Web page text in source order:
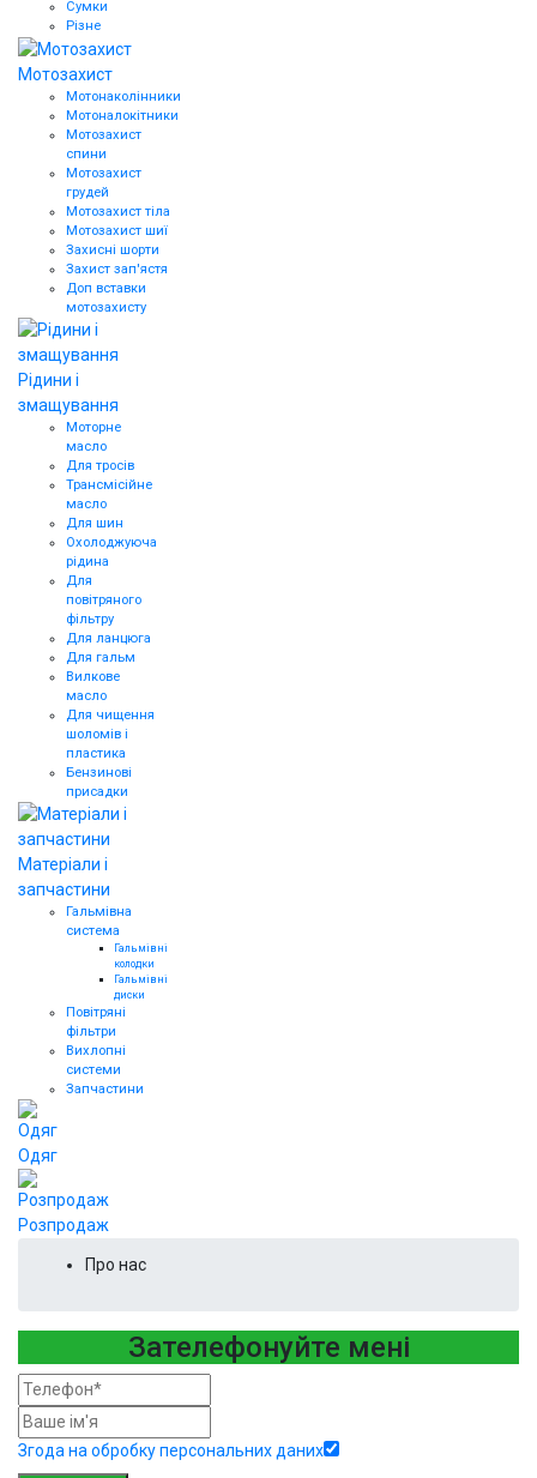
Сумки
Різне
Мотозахист
Мотонаколінники
Мотоналокітники
Мотозахист
спини
Мотозахист
грудей
Мотозахист тіла
Мотозахист шиї
Захисні шорти
Захист зап'ястя
Доп вставки
мотозахисту
Рідини і
змащування
Моторне
масло
Для тросів
Трансмісійне
масло
Для шин
Охолоджуюча
рідина
Для
повітряного
фільтру
Для ланцюга
Для гальм
Вилкове
масло
Для чищення
шоломів і
пластика
Бензинові
присадки
Матеріали і
запчастини
Гальмівна
система
Гальмівні
колодки
Гальмівні
диски
Повітряні
фільтри
Вихлопні
системи
Запчастини
Одяг
Розпродаж
Про нас
Зателефонуйте мені
Згода на обробку персональних даних